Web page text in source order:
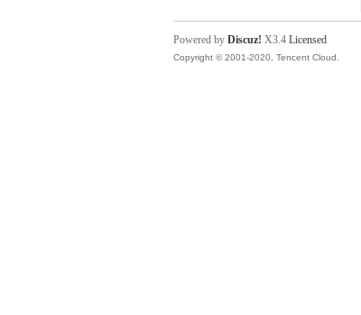
Powered by Discuz! X3.4 Licensed
Copyright © 2001-2020, Tencent Cloud.